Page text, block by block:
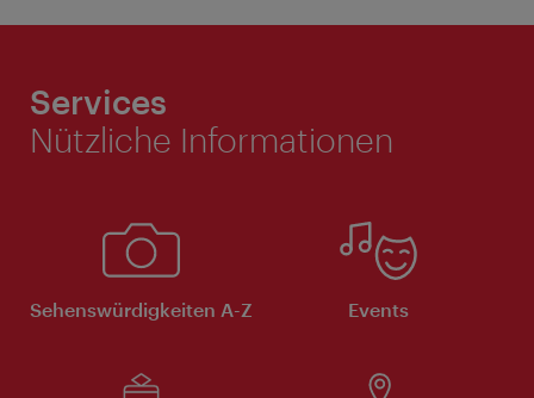
Services
Nützliche Informationen
Sehenswürdigkeiten A-Z Events